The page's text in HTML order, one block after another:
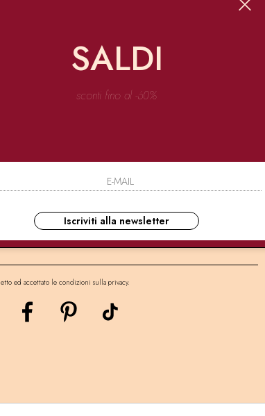
67051 Avezzano
ed accettato le condizioni sulla privacy.
SALDI
sconti fino al -60%
Iscriviti alla newsletter